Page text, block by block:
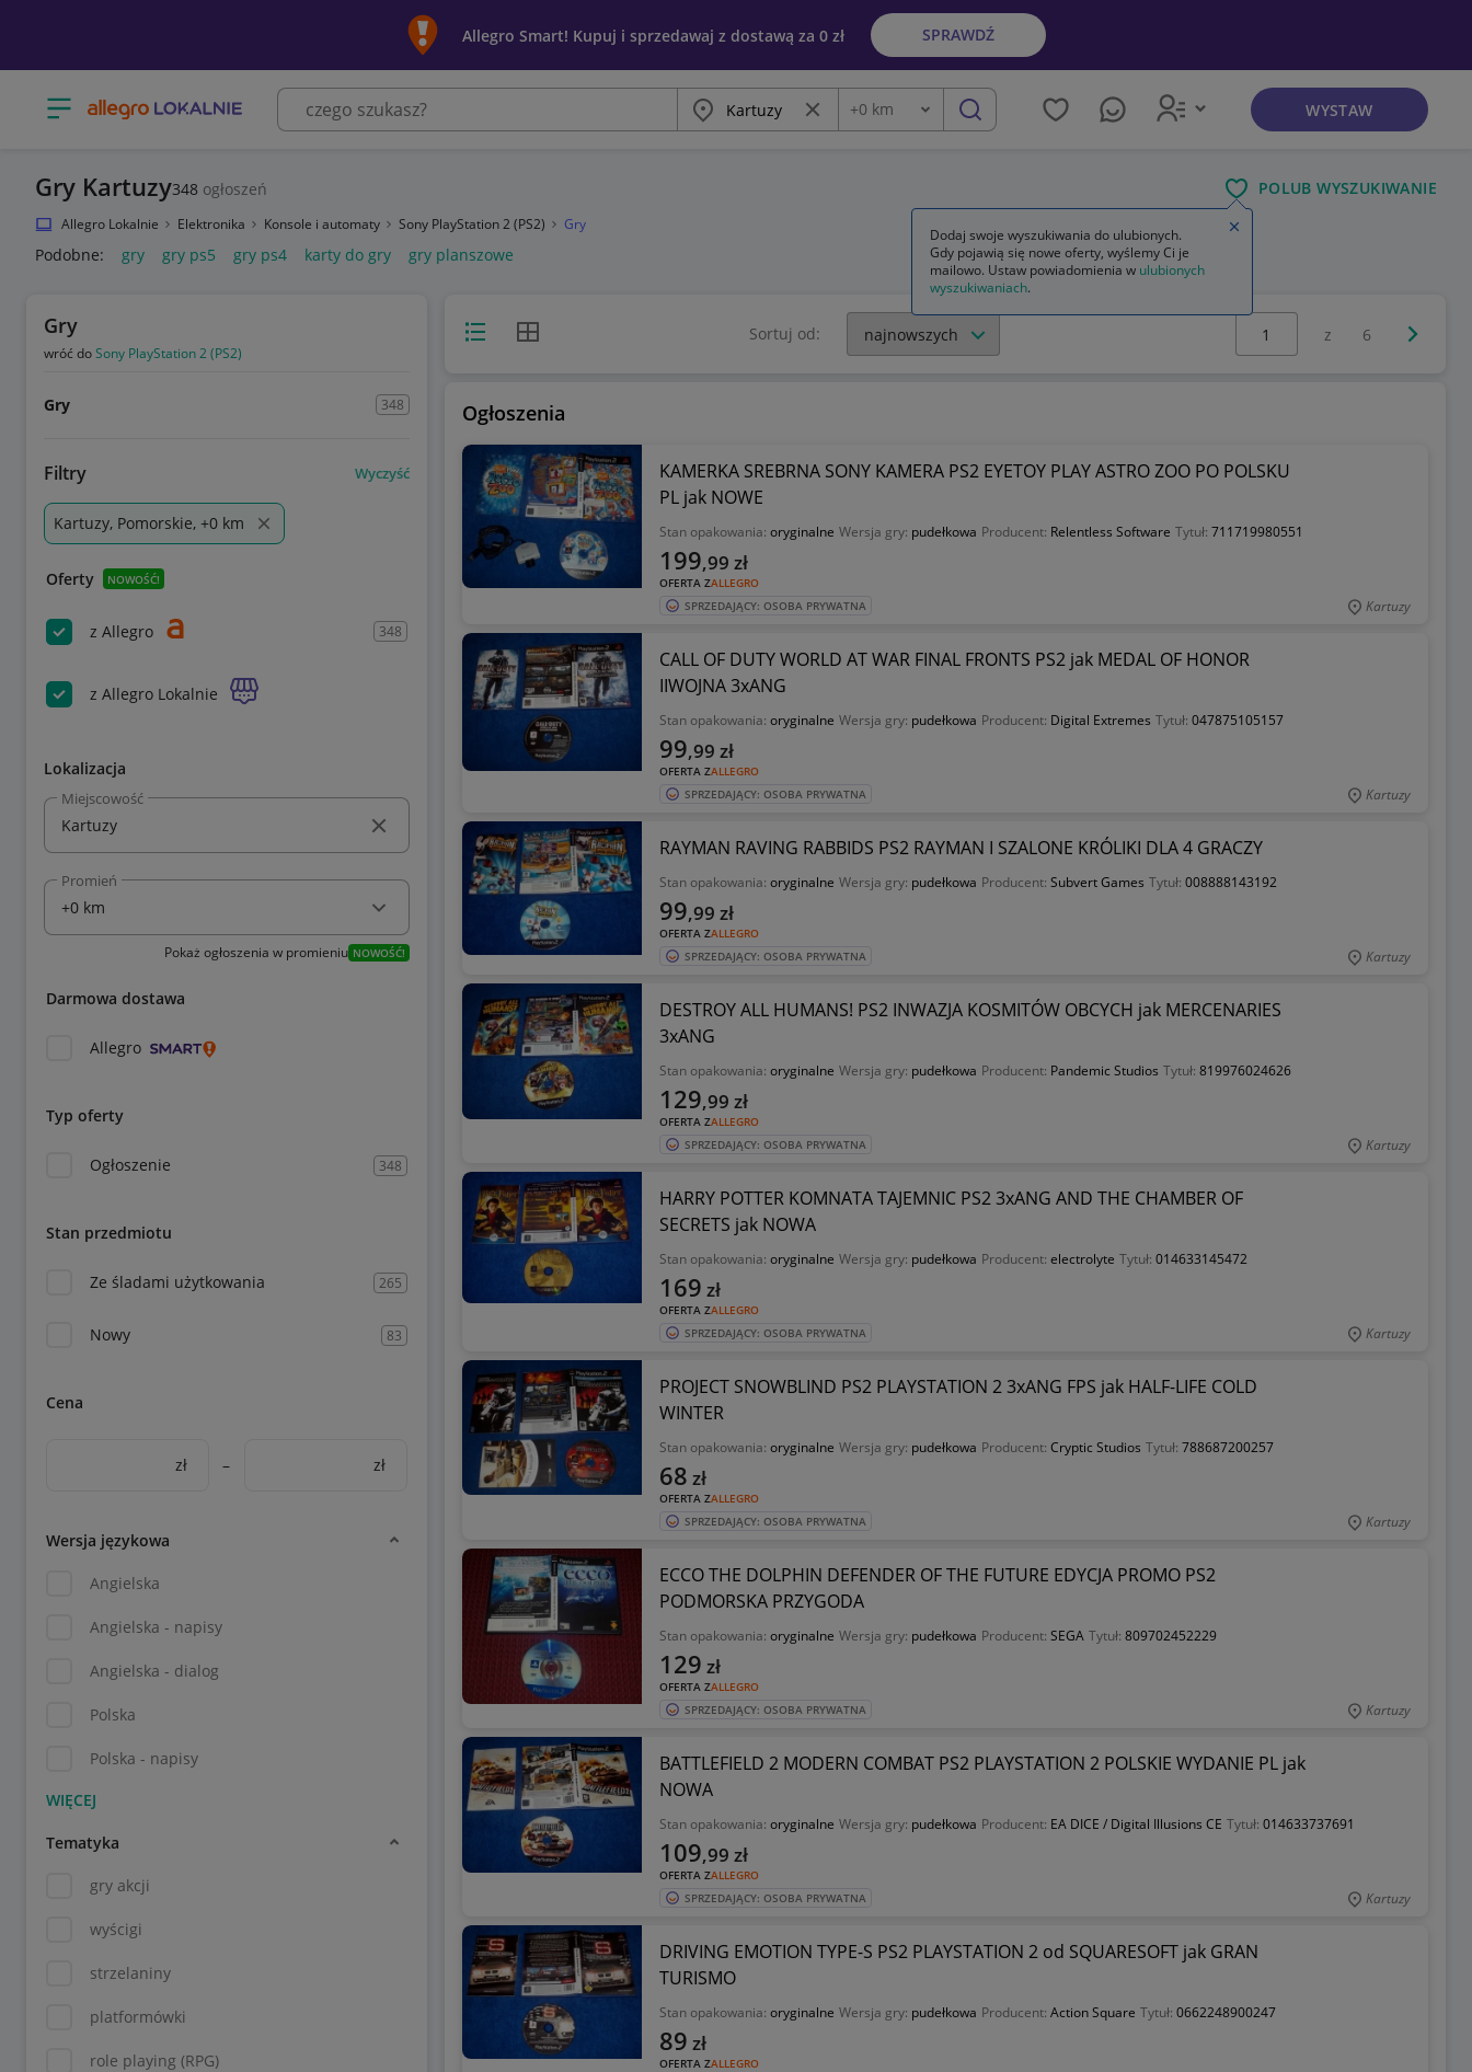
Allegro Smart! Kupuj i sprzedawaj z dostawą za 0 zł SPRAWDŹ
Otwórz menu z kategoriami Miasto Wyczyść frazę
Odległość
+0 km szukaj WYSTAW
Gry Kartuzy348 ogłoszeń POLUB WYSZUKIWANIE
Allegro Lokalnie Elektronika Konsole i automaty Sony PlayStation 2 (PS2) Gry
Podobne: gry gry ps5 gry ps4 karty do gry gry planszowe
Gry
wróć doSony PlayStation 2 (PS2)
Gry 348
Filtry Wyczyść
Kartuzy, Pomorskie, +0 km
Oferty NOWOŚĆ!
z Allegro 348
z Allegro Lokalnie
Lokalizacja
Miejscowość
Promień
Pokaż ogłoszenia w promieniu NOWOŚĆ!
Darmowa dostawa
Allegro
Typ oferty
Ogłoszenie 348
Stan przedmiotu
Ze śladami użytkowania 265
Nowy 83
Cena
zł – zł
Wersja językowa
Angielska
Angielska - napisy
Angielska - dialog
Polska
Polska - napisy
Tematyka
gry akcji
wyścigi
strzelaniny
platformówki
role playing (RPG)
Widok listyWidok siatki Sortuj od:
Wybierz stronę:
z 6
Ogłoszenia
KAMERKA SREBRNA SONY KAMERA PS2 EYETOY PLAY ASTRO ZOO PO POLSKU
PL jak NOWE
Stan opakowania: oryginalne Wersja gry: pudełkowa Producent: Relentless Software Tytuł: 711719980551
OFERTA ZALLEGRO
199,99 zł
SPRZEDAJĄCY: OSOBA PRYWATNA Kartuzy
CALL OF DUTY WORLD AT WAR FINAL FRONTS PS2 jak MEDAL OF HONOR
IIWOJNA 3xANG
Stan opakowania: oryginalne Wersja gry: pudełkowa Producent: Digital Extremes Tytuł: 047875105157
OFERTA ZALLEGRO
99,99 zł
SPRZEDAJĄCY: OSOBA PRYWATNA Kartuzy
RAYMAN RAVING RABBIDS PS2 RAYMAN I SZALONE KRÓLIKI DLA 4 GRACZY
Stan opakowania: oryginalne Wersja gry: pudełkowa Producent: Subvert Games Tytuł: 008888143192
OFERTA ZALLEGRO
99,99 zł
SPRZEDAJĄCY: OSOBA PRYWATNA Kartuzy
DESTROY ALL HUMANS! PS2 INWAZJA KOSMITÓW OBCYCH jak MERCENARIES
3xANG
Stan opakowania: oryginalne Wersja gry: pudełkowa Producent: Pandemic Studios Tytuł: 819976024626
OFERTA ZALLEGRO
129,99 zł
SPRZEDAJĄCY: OSOBA PRYWATNA Kartuzy
HARRY POTTER KOMNATA TAJEMNIC PS2 3xANG AND THE CHAMBER OF
SECRETS jak NOWA
Stan opakowania: oryginalne Wersja gry: pudełkowa Producent: electrolyte Tytuł: 014633145472
OFERTA ZALLEGRO
169 zł
SPRZEDAJĄCY: OSOBA PRYWATNA Kartuzy
PROJECT SNOWBLIND PS2 PLAYSTATION 2 3xANG FPS jak HALF-LIFE COLD
WINTER
Stan opakowania: oryginalne Wersja gry: pudełkowa Producent: Cryptic Studios Tytuł: 788687200257
OFERTA ZALLEGRO
68 zł
SPRZEDAJĄCY: OSOBA PRYWATNA Kartuzy
ECCO THE DOLPHIN DEFENDER OF THE FUTURE EDYCJA PROMO PS2
PODMORSKA PRZYGODA
Stan opakowania: oryginalne Wersja gry: pudełkowa Producent: SEGA Tytuł: 809702452229
OFERTA ZALLEGRO
129 zł
SPRZEDAJĄCY: OSOBA PRYWATNA Kartuzy
BATTLEFIELD 2 MODERN COMBAT PS2 PLAYSTATION 2 POLSKIE WYDANIE PL jak
NOWA
Stan opakowania: oryginalne Wersja gry: pudełkowa Producent: EA DICE / Digital Illusions CE Tytuł: 014633737691
OFERTA ZALLEGRO
109,99 zł
SPRZEDAJĄCY: OSOBA PRYWATNA Kartuzy
DRIVING EMOTION TYPE-S PS2 PLAYSTATION 2 od SQUARESOFT jak GRAN
TURISMO
Stan opakowania: oryginalne Wersja gry: pudełkowa Producent: Action Square Tytuł: 0662248900247
OFERTA ZALLEGRO
89 zł
Dodaj swoje wyszukiwania do ulubionych.
Gdy pojawią się nowe oferty, wyślemy Ci je
mailowo. Ustaw powiadomienia w ulubionych
wyszukiwaniach.
Zamknij wskazówkę